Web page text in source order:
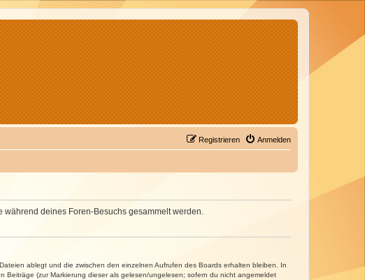
Anmelden
Registrieren
während deines Foren-Besuchs gesammelt werden.
ablegt und die zwischen den einzelnen Aufrufen des Boards erhalten bleiben. In
(zur Markierung dieser als gelesen/ungelesen; sofern du nicht angemeldet